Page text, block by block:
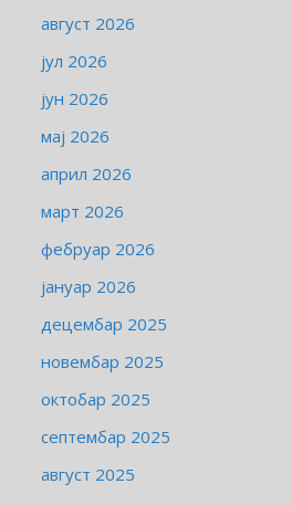
август 2026
јул 2026
јун 2026
мај 2026
април 2026
март 2026
фебруар 2026
јануар 2026
децембар 2025
новембар 2025
октобар 2025
септембар 2025
август 2025